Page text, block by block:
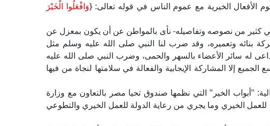
الأفعال الخيرية مع عموم الناس في قوله تعالى: {وَافْعَلُوا الْخَيْرَ
كثير من نصوصه وتفاصيله- نأى بالمواطن عن أن يكون بمعزل عن
بنائه وتعميره، وقد ضرب لنا النبي صلى الله عليه وسلم مثل
له سائر الأعضاء بالسهر والحمى، وضرب النبي صلى الله عليه
إلا المشاركة الإيجابية والفعالة في سلامتها لنجاة من فيها
"أبواب الخير" التي نظمها صندوق تحيا مصر بالتعاون مع وزارة
للعمل الخيري وما يجري من رعاية الدولة للعمل الخيري والتطوعي